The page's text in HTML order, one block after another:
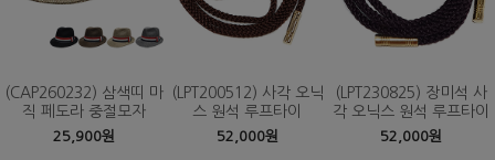
(CAP260232) 삼색띠 마
직 페도라 중절모자
25,900원
(LPT200512) 사각 오닉
스 원석 루프타이
52,000원
(LPT230825) 장미석 사
각 오닉스 원석 루프타이
52,000원